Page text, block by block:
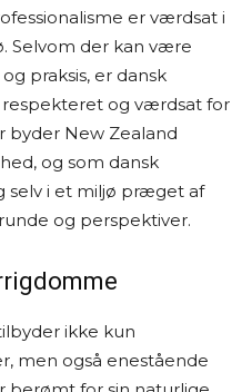
er værdsat i
Selvom der kan være
praksis, er dansk
og værdsat for
byder New Zealand
og som dansk
selv i et miljø præget af
og perspektiver.
ikke kun
men også enestående